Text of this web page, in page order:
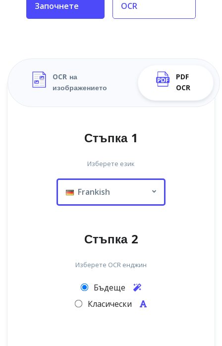
Започнете
OCR
OCR на
изображението
PDF
OCR
Стъпка 1
Изберете език
Frankish
Стъпка 2
Изберете OCR енджин
Бъдеще
Класически